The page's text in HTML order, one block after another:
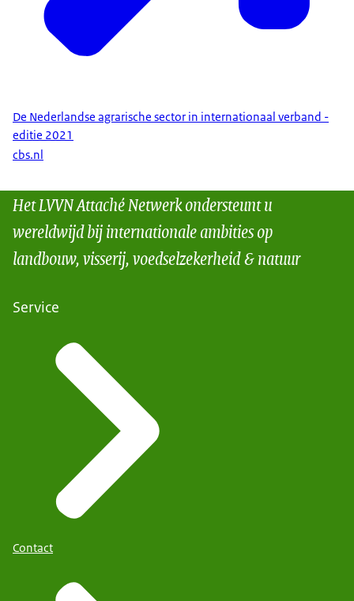
De Nederlandse agrarische sector in internationaal verband -
editie 2021
cbs.nl
Het LVVN Attaché Netwerk ondersteunt u
wereldwijd bij internationale ambities op
landbouw, visserij, voedselzekerheid & natuur
Service
Contact